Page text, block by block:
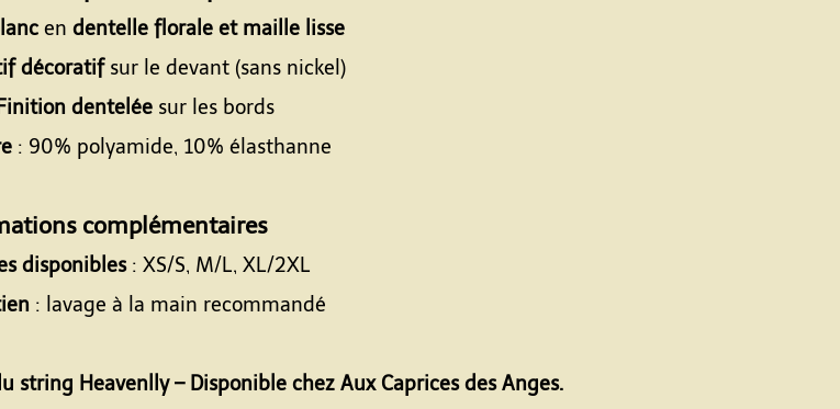
en dentelle florale et maille lisse
décoratifsur le devant (sans nickel)
Finition dentelée sur les bords
: 90% polyamide, 10% élasthanne
complémentaires
disponibles: XS/S, M/L, XL/2XL
: lavage à la main recommandé
string Heavenlly – Disponible chez Aux Caprices des Anges.